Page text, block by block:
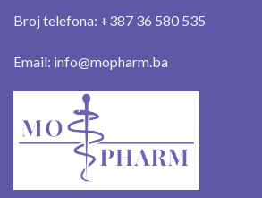
Broj telefona: +387 36 580 535
Email: info@mopharm.ba